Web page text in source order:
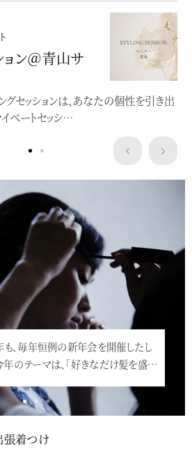
ョン＠青山サ
グセッションは、あなたの個性を引き出
イベートセッシ…
落水引ワー
催します
張着つけ
、毎年恒例の新年会を開催したし
年のテーマは、「好きなだけ髪を盛…